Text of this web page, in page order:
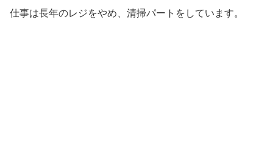
仕事は長年のレジをやめ、清掃パートをしています。